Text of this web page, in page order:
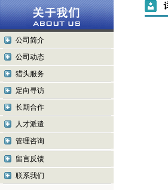
公司简介
公司动态
猎头服务
定向寻访
长期合作
人才派遣
管理咨询
留言反馈
联系我们